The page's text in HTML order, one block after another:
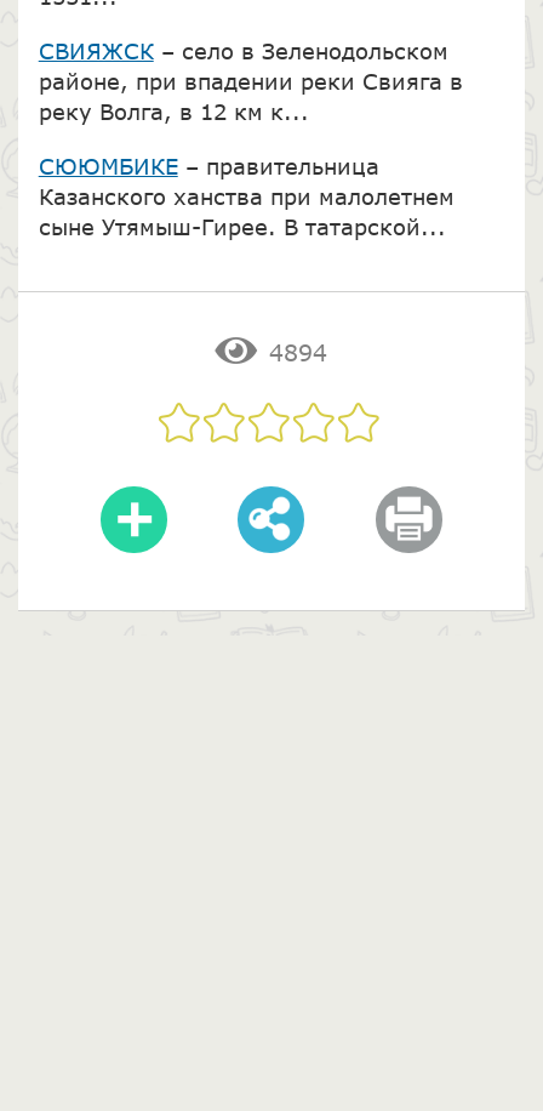
СВИЯЖСК – село в Зеленодольском
районе, при впадении реки Свияга в
реку Волга, в 12 км к...
СЮЮМБИКЕ – правительница
Казанского ханства при малолетнем
сыне Утямыш-Гирее. В татарской...
4894